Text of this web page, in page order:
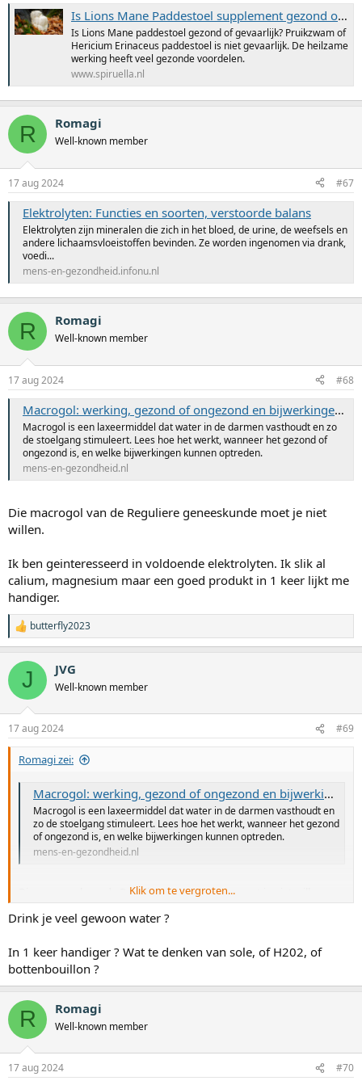
Is Lions Mane Paddestoel supplement gezond of gevaarlijk?
Is Lions Mane paddestoel gezond of gevaarlijk? Pruikzwam of
Hericium Erinaceus paddestoel is niet gevaarlijk. De heilzame
werking heeft veel gezonde voordelen.
www.spiruella.nl
R Romagi
Well-known member
17 aug 2024 #67
Elektrolyten: Functies en soorten, verstoorde balans
Elektrolyten zijn mineralen die zich in het bloed, de urine, de weefsels en
andere lichaamsvloeistoffen bevinden. Ze worden ingenomen via drank,
voedi...
mens-en-gezondheid.infonu.nl
R Romagi
Well-known member
17 aug 2024 #68
Macrogol: werking, gezond of ongezond en bijwerkingen - Mens & Gezondheid
Macrogol is een laxeermiddel dat water in de darmen vasthoudt en zo
de stoelgang stimuleert. Lees hoe het werkt, wanneer het gezond of
ongezond is, en welke bijwerkingen kunnen optreden.
mens-en-gezondheid.nl
Die macrogol van de Reguliere geneeskunde moet je niet
willen.
Ik ben geinteresseerd in voldoende elektrolyten. Ik slik al
calium, magnesium maar een goed produkt in 1 keer lijkt me
handiger.
W
a
r
e
n
g
butterfly2023
J JVG
Well-known member
17 aug 2024 #69
Romagi zei:
Macrogol: werking, gezond of ongezond en bijwerkingen - Mens & Gezondheid
Macrogol is een laxeermiddel dat water in de darmen vasthoudt en
zo de stoelgang stimuleert. Lees hoe het werkt, wanneer het gezond
of ongezond is, en welke bijwerkingen kunnen optreden.
mens-en-gezondheid.nl
Die macrogol van de Reguliere geneeskunde moet je niet willen.
Ik ben geinteresseerd in voldoende elektrolyten. Ik slik al calium,
Klik om te vergroten...
Drink je veel gewoon water ?
In 1 keer handiger ? Wat te denken van sole, of H202, of
bottenbouillon ?
R Romagi
Well-known member
17 aug 2024 #70